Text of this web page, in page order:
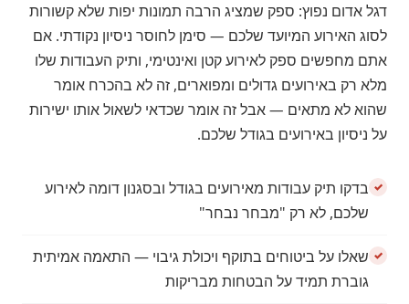
דגל אדום נפוץ: ספק שמציג הרבה תמונות יפות שלא קשורות
לסוג האירוע המיועד שלכם — סימן לחוסר ניסיון נקודתי. אם
אתם מחפשים ספק לאירוע קטן ואינטימי, ותיק העבודות שלו
מלא רק באירועים גדולים ומפוארים, זה לא בהכרח אומר
שהוא לא מתאים — אבל זה אומר שכדאי לשאול אותו ישירות
על ניסיון באירועים בגודל שלכם.
בדקו תיק עבודות מאירועים בגודל ובסגנון דומה לאירוע
שלכם, לא רק "מבחר נבחר"
שאלו על ביטוחים בתוקף ויכולת גיבוי — התאמה אמיתית
גוברת תמיד על הבטחות מבריקות